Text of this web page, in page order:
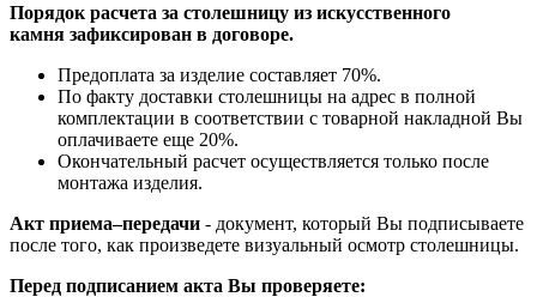
Порядок расчета за столешницу из искусственного
камня зафиксирован в договоре.
Предоплата за изделие составляет 70%.
По факту доставки столешницы на адрес в полной
комплектации в соответствии с товарной накладной Вы
оплачиваете еще 20%.
Окончательный расчет осуществляется только после
монтажа изделия.
Акт приема–передачи - документ, который Вы подписываете
после того, как произведете визуальный осмотр столешницы.
Перед подписанием акта Вы проверяете: